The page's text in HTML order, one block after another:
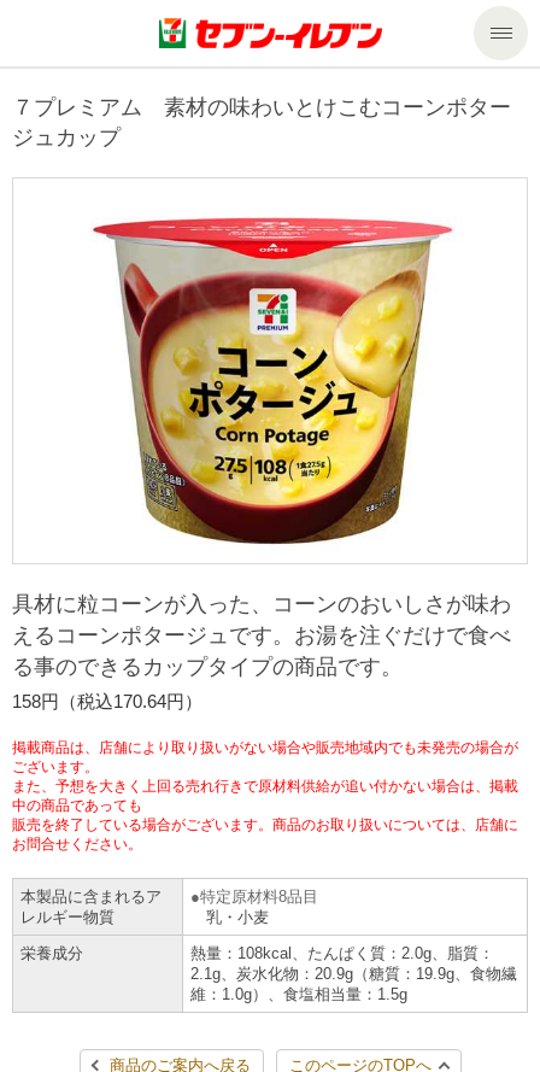
商品のご案内
今週の新商品
来週の新商品
商品カテゴリ一覧
セブンプレミアム
食の安全・安心への取組み
プリペイドカード・金券
ニンテンドー・ダウンロードカード
サービス
サービストップ
nanacoトップ
マルチコピー機でできること
マルチコピー機でできることトップ
プリント
スキャン
ファクス
チケット
プリペイドサービス
行政サービス
切手・はがき・印紙
セブン銀行ATM
ご利用可能なお支払い方法
各種料金のお支払い
スマホプリペイド
レジでApple Accountにチャージ
チケットサービス
セブンチケット
チケットぴあ
イープラス
CNプレイガイド
JTB
セブン‐イレブンでお受取り
タワーレコード
セブンネットショッピング
停電時のサービス停止のお知らせ
企業情報トップ
ニュースリリース
会社概要
貸借対照表・損益計算書
沿革
国内店舗数
売上高、店舗数推移
セブン‐イレブンの海外事業
データで見るセブン‐イレブン
私たちの取組み
サステナビリティ
サステナビリティトップ
サステナビリティ活動基本方針
サステナビリティ推進体制
GREEN CHALLENGE 2050
4VISIONS
サステナビリティニュース
サステナビリティレポート
報告書ライブラリー
加盟店オーナー募集 物件募集・購入
アルバイト情報 採用情報
お問い合わせ
Language
English (Corporate)
English (Services)
中文[繁體字](服務)
ภาษาไทย(บริการ)
７プレミアム 素材の味わいとけこむコーンポター
ジュカップ
具材に粒コーンが入った、コーンのおいしさが味わ
えるコーンポタージュです。お湯を注ぐだけで食べ
る事のできるカップタイプの商品です。
158円（税込170.64円）
掲載商品は、店舗により取り扱いがない場合や販売地域内でも未発売の場合が
ございます。
また、予想を大きく上回る売れ行きで原材料供給が追い付かない場合は、掲載
中の商品であっても
販売を終了している場合がございます。商品のお取り扱いについては、店舗に
お問合せください。
本製品に含まれるア
レルギー物質
特定原材料8品目
乳・小麦
栄養成分
熱量：108kcal、たんぱく質：2.0g、脂質：
2.1g、炭水化物：20.9g（糖質：19.9g、食物繊
維：1.0g）、食塩相当量：1.5g
商品のご案内へ戻る このページのTOPへ